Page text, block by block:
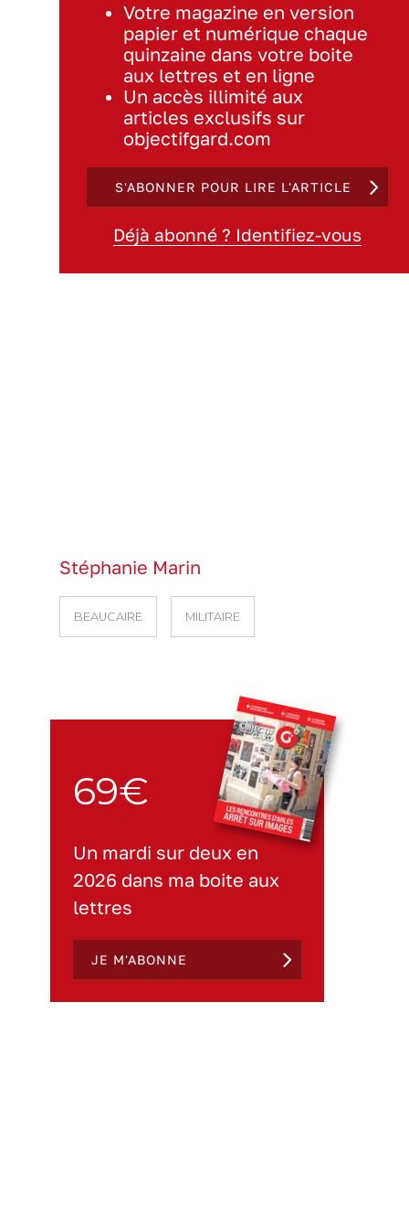
Votre magazine en version
papier et numérique chaque
quinzaine dans votre boite
aux lettres et en ligne
Un accès illimité aux
articles exclusifs sur
objectifgard.com
S'ABONNER POUR LIRE L'ARTICLE
Déjà abonné ? Identifiez-vous
Stéphanie Marin
BEAUCAIRE MILITAIRE
69€
Un mardi sur deux en
2026 dans ma boite aux
lettres
JE M'ABONNE